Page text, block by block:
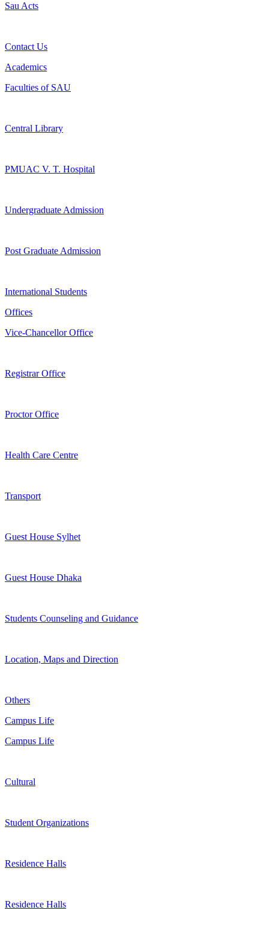
Sau Acts
Contact Us
Academics
Faculties of SAU
Central Library
PMUAC V. T. Hospital
Undergraduate Admission
Post Graduate Admission
International Students
Offices
Vice-Chancellor Office
Registrar Office
Proctor Office
Health Care Centre
Transport
Guest House Sylhet
Guest House Dhaka
Students Counseling and Guidance
Location, Maps and Direction
Others
Campus Life
Campus Life
Cultural
Student Organizations
Residence Halls
Residence Halls